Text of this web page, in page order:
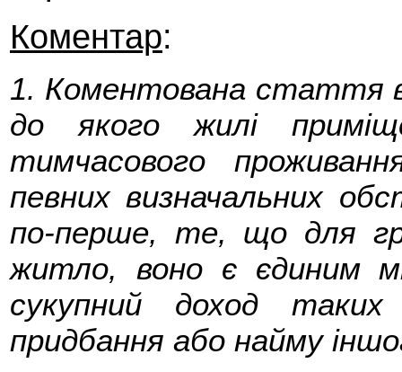
Коментар:
1. Коментована стаття
до якого жилі
тимчасового
певних визначальних
по-перше, те, що для
житло, воно є єдиним
сукупний доход
придбання або найму